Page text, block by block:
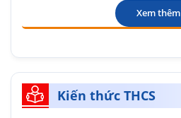
Xem thêm
Kiến thức THCS